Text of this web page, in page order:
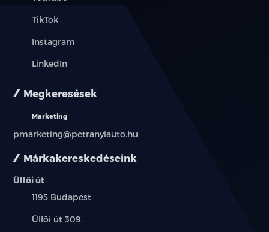
Márkakereskedéseink
Üllői út
Település:
1195 Budapest
Cím:
Üllői út 309.
TikTok
Instagram
LinkedIn
Megkeresések
Marketing
pmarketing@petranyiauto.hu